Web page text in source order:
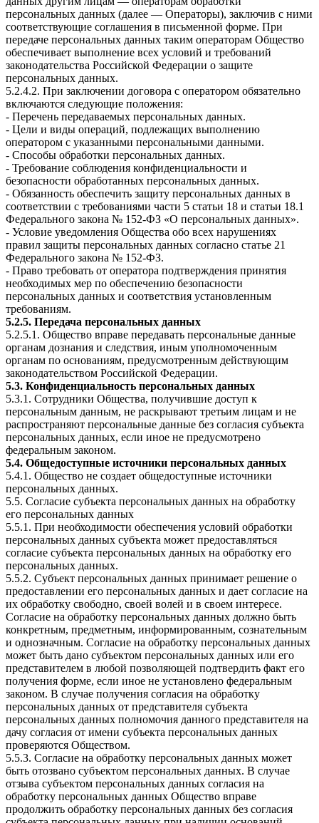
персональных данных (далее — Операторы), заключив с ними
соответствующие соглашения в письменной форме. При
передаче персональных данных таким операторам Общество
обеспечивает выполнение всех условий и требований
законодательства Российской Федерации о защите
персональных данных.
5.2.4.2. При заключении договора с оператором обязательно
включаются следующие положения:
- Перечень передаваемых персональных данных.
- Цели и виды операций, подлежащих выполнению
оператором с указанными персональными данными.
- Способы обработки персональных данных.
- Требование соблюдения конфиденциальности и
безопасности обработанных персональных данных.
- Обязанность обеспечить защиту персональных данных в
соответствии с требованиями части 5 статьи 18 и статьи 18.1
Федерального закона № 152-ФЗ «О персональных данных».
- Условие уведомления Общества обо всех нарушениях
правил защиты персональных данных согласно статье 21
Федерального закона № 152-ФЗ.
- Право требовать от оператора подтверждения принятия
необходимых мер по обеспечению безопасности
персональных данных и соответствия установленным
требованиям.
5.2.5. Передача персональных данных
5.2.5.1. Общество вправе передавать персональные данные
органам дознания и следствия, иным уполномоченным
органам по основаниям, предусмотренным действующим
законодательством Российской Федерации.
5.3. Конфиденциальность персональных данных
5.3.1. Сотрудники Общества, получившие доступ к
персональным данным, не раскрывают третьим лицам и не
распространяют персональные данные без согласия субъекта
персональных данных, если иное не предусмотрено
федеральным законом.
5.4. Общедоступные источники персональных данных
5.4.1. Общество не создает общедоступные источники
персональных данных.
5.5. Согласие субъекта персональных данных на обработку
его персональных данных
5.5.1. При необходимости обеспечения условий обработки
персональных данных субъекта может предоставляться
согласие субъекта персональных данных на обработку его
персональных данных.
5.5.2. Субъект персональных данных принимает решение о
предоставлении его персональных данных и дает согласие на
их обработку свободно, своей волей и в своем интересе.
Согласие на обработку персональных данных должно быть
конкретным, предметным, информированным, сознательным
и однозначным. Согласие на обработку персональных данных
может быть дано субъектом персональных данных или его
представителем в любой позволяющей подтвердить факт его
получения форме, если иное не установлено федеральным
законом. В случае получения согласия на обработку
персональных данных от представителя субъекта
персональных данных полномочия данного представителя на
дачу согласия от имени субъекта персональных данных
проверяются Обществом.
5.5.3. Согласие на обработку персональных данных может
быть отозвано субъектом персональных данных. В случае
отзыва субъектом персональных данных согласия на
обработку персональных данных Общество вправе
продолжить обработку персональных данных без согласия